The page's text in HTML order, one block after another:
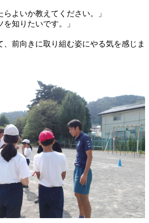
らよいか教えてください。」
を知りたいです。」
、前向きに取り組む姿にやる気を感じま